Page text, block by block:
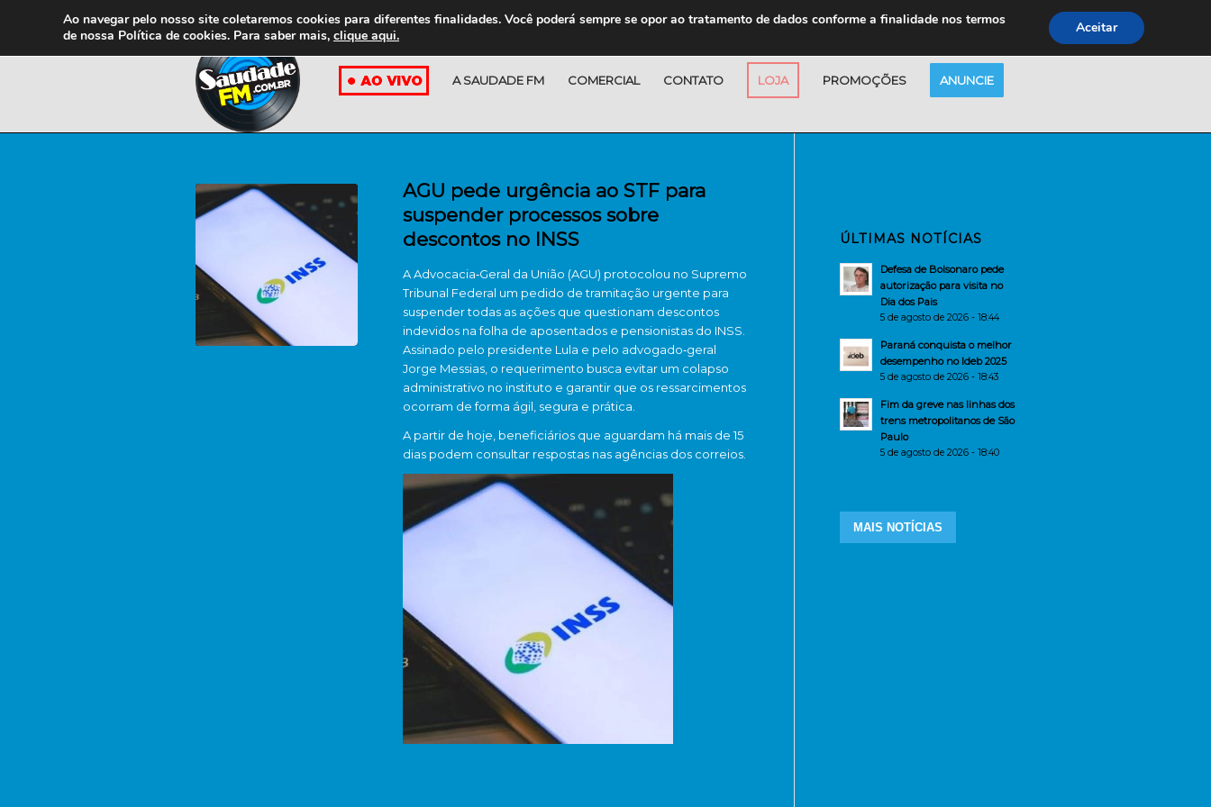
A SAUDADE FM COMERCIAL CONTATO LOJA PROMOÇÕES ANUNCIE
AGU pede urgência ao STF para
suspender processos sobre
descontos no INSS
A Advocacia‑Geral da União (AGU) protocolou no Supremo
Tribunal Federal um pedido de tramitação urgente para
suspender todas as ações que questionam descontos
indevidos na folha de aposentados e pensionistas do INSS.
Assinado pelo presidente Lula e pelo advogado‑geral
Jorge Messias, o requerimento busca evitar um colapso
administrativo no instituto e garantir que os ressarcimentos
ocorram de forma ágil, segura e prática.
A partir de hoje, beneficiários que aguardam há mais de 15
dias podem consultar respostas nas agências dos correios.
ÚLTIMAS NOTÍCIAS
Defesa de Bolsonaro pede
autorização para visita no
Dia dos Pais
5 de agosto de 2026 - 18:44
Paraná conquista o melhor
desempenho no Ideb 2025
5 de agosto de 2026 - 18:43
Fim da greve nas linhas dos
trens metropolitanos de São
Paulo
5 de agosto de 2026 - 18:40
MAIS NOTÍCIAS
Ao navegar pelo nosso site coletaremos cookies para diferentes finalidades. Você poderá sempre se opor ao tratamento de dados conforme a finalidade nos termos
de nossa Política de cookies. Para saber mais, clique aqui. Aceitar